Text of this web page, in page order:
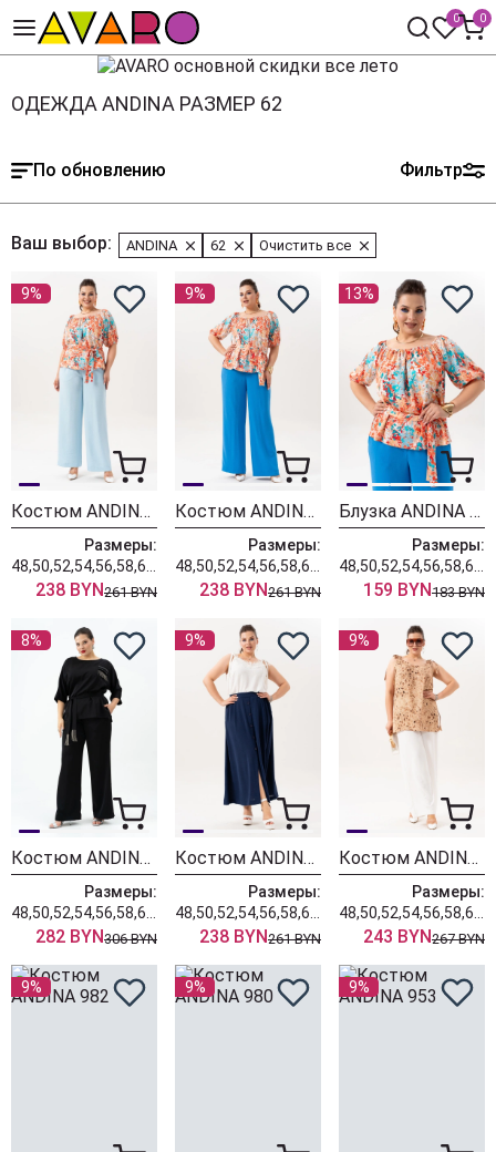
0 0
ОДЕЖДА ANDINA РАЗМЕР 62
По обновлению Фильтр
Ваш выбор: ANDINA 62 Очистить все
9%
Костюм ANDINA 981-2 принт цветы+голубой
Размеры:
238 BYN261 BYN
9%
Костюм ANDINA 981 принт цветы+индиго
Размеры:
238 BYN261 BYN
13%
Блузка ANDINA 127 принт цветы
Размеры:
159 BYN183 BYN
8%
Костюм ANDINA 967
Размеры:
282 BYN306 BYN
9%
Костюм ANDINA 978
Размеры:
238 BYN261 BYN
9%
Костюм ANDINA 983
Размеры:
243 BYN267 BYN
9% 9% 9%